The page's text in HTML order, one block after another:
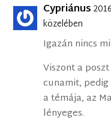
Cypriánus
közelében
Igazán nincs
Viszont a
cunamit,
a témája, az
lényeges.